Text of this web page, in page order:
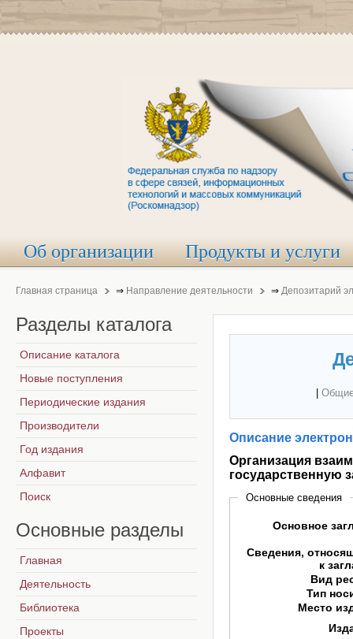
Об организации Продукты и услуги
Главная страница ⇒ Направление деятельности ⇒ Депозитарий
Описание
Организация
государственную
Основные сведения
Основное
Сведения,
к
Вид
Тип
Место
Разделы каталога
Описание каталога
Новые поступления
Периодические издания
Производители
Год издания
Алфавит
Поиск
Основные разделы
Главная
Деятельность
Библиотека
Проекты